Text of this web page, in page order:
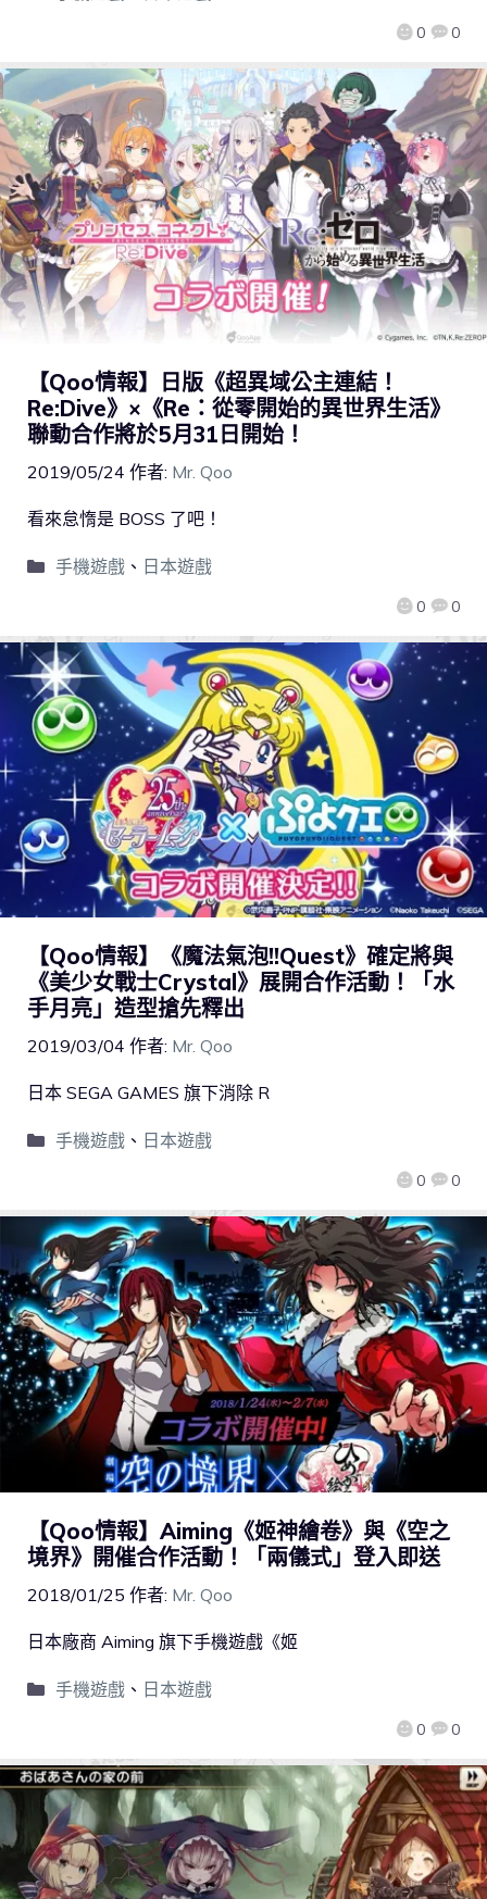
0 0
【Qoo情報】日版《超異域公主連結！
Re:Dive》×《Re：從零開始的異世界生活》
聯動合作將於5月31日開始！
2019/05/24 作者: Mr. Qoo
0 0
看來怠惰是 BOSS 了吧！
手機遊戲、 日本遊戲
【Qoo情報】《魔法氣泡!!Quest》確定將與
《美少女戰士Crystal》展開合作活動！「水
手月亮」造型搶先釋出
2019/03/04 作者: Mr. Qoo
0 0
日本 SEGA GAMES 旗下消除 R
手機遊戲、 日本遊戲
【Qoo情報】Aiming《姬神繪卷》與《空之
境界》開催合作活動！「兩儀式」登入即送
2018/01/25 作者: Mr. Qoo
0 0
日本廠商 Aiming 旗下手機遊戲《姬
手機遊戲、 日本遊戲